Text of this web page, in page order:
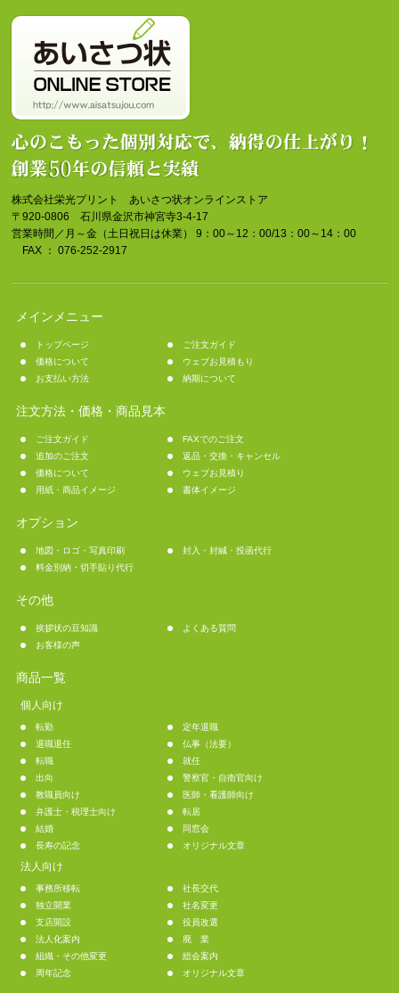
株式会社栄光プリント あいさつ状オンラインストア
〒920-0806 石川県金沢市神宮寺3-4-17
営業時間／月～金（土日祝日は休業） 9：00～12：00/13：00～14：00
FAX ： 076-252-2917
メインメニュー
トップページ
ご注文ガイド
価格について
ウェブお見積もり
お支払い方法
納期について
注文方法・価格・商品見本
ご注文ガイド
FAXでのご注文
追加のご注文
返品・交換・キャンセル
価格について
ウェブお見積り
用紙・商品イメージ
書体イメージ
オプション
地図・ロゴ・写真印刷
封入・封緘・投函代行
料金別納・切手貼り代行
その他
挨拶状の豆知識
よくある質問
お客様の声
商品一覧
個人向け
転勤
定年退職
退職退任
仏事（法要）
転職
就任
出向
警察官・自衛官向け
教職員向け
医師・看護師向け
弁護士・税理士向け
転居
結婚
同窓会
長寿の記念
オリジナル文章
法人向け
事務所移転
社長交代
独立開業
社名変更
支店開設
役員改選
法人化案内
廃 業
組織・その他変更
総会案内
周年記念
オリジナル文章